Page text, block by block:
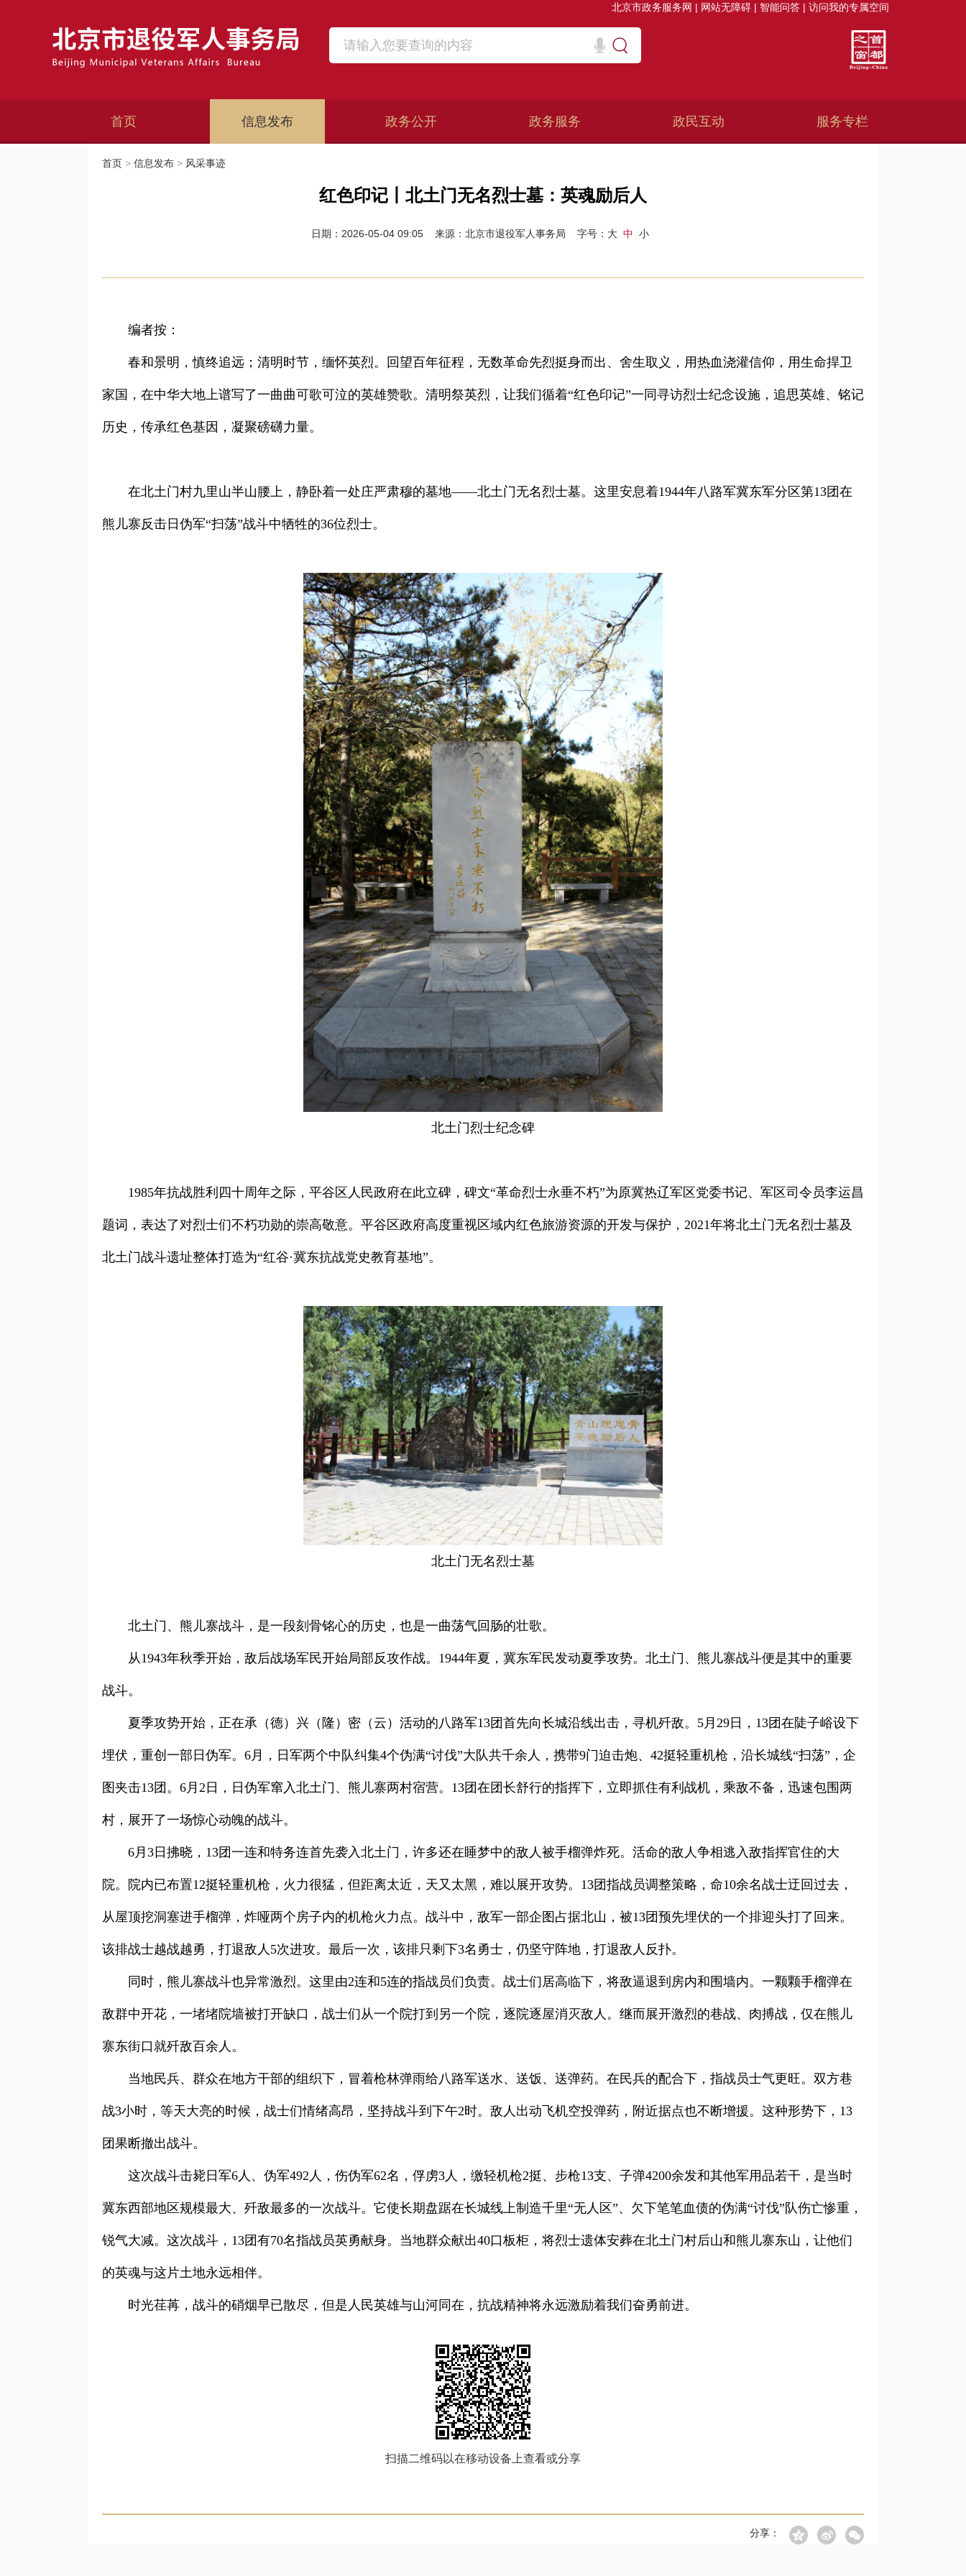
北京市政务服务网 | 网站无障碍 | 智能问答 | 访问我的专属空间
首页 信息发布 政务公开 政务服务 政民互动 服务专栏
首页 > 信息发布 > 风采事迹
红色印记丨北土门无名烈士墓：英魂励后人
日期：2026-05-04 09:05 来源：北京市退役军人事务局 字号： 大 中 小
编者按：
春和景明，慎终追远；清明时节，缅怀英烈。回望百年征程，无数革命先烈挺身而出、舍生取义，用热血浇灌信仰，用生命捍卫
家国，在中华大地上谱写了一曲曲可歌可泣的英雄赞歌。清明祭英烈，让我们循着“红色印记”一同寻访烈士纪念设施，追思英雄、铭记
历史，传承红色基因，凝聚磅礴力量。
在北土门村九里山半山腰上，静卧着一处庄严肃穆的墓地——北土门无名烈士墓。这里安息着1944年八路军冀东军分区第13团在
熊儿寨反击日伪军“扫荡”战斗中牺牲的36位烈士。
北土门烈士纪念碑
1985年抗战胜利四十周年之际，平谷区人民政府在此立碑，碑文“革命烈士永垂不朽”为原冀热辽军区党委书记、军区司令员李运昌
题词，表达了对烈士们不朽功勋的崇高敬意。平谷区政府高度重视区域内红色旅游资源的开发与保护，2021年将北土门无名烈士墓及
北土门战斗遗址整体打造为“红谷·冀东抗战党史教育基地”。
北土门无名烈士墓
北土门、熊儿寨战斗，是一段刻骨铭心的历史，也是一曲荡气回肠的壮歌。
从1943年秋季开始，敌后战场军民开始局部反攻作战。1944年夏，冀东军民发动夏季攻势。北土门、熊儿寨战斗便是其中的重要
战斗。
夏季攻势开始，正在承（德）兴（隆）密（云）活动的八路军13团首先向长城沿线出击，寻机歼敌。5月29日，13团在陡子峪设下
埋伏，重创一部日伪军。6月，日军两个中队纠集4个伪满“讨伐”大队共千余人，携带9门迫击炮、42挺轻重机枪，沿长城线“扫荡”，企
图夹击13团。6月2日，日伪军窜入北土门、熊儿寨两村宿营。13团在团长舒行的指挥下，立即抓住有利战机，乘敌不备，迅速包围两
村，展开了一场惊心动魄的战斗。
6月3日拂晓，13团一连和特务连首先袭入北土门，许多还在睡梦中的敌人被手榴弹炸死。活命的敌人争相逃入敌指挥官住的大
院。院内已布置12挺轻重机枪，火力很猛，但距离太近，天又太黑，难以展开攻势。13团指战员调整策略，命10余名战士迂回过去，
从屋顶挖洞塞进手榴弹，炸哑两个房子内的机枪火力点。战斗中，敌军一部企图占据北山，被13团预先埋伏的一个排迎头打了回来。
该排战士越战越勇，打退敌人5次进攻。最后一次，该排只剩下3名勇士，仍坚守阵地，打退敌人反扑。
同时，熊儿寨战斗也异常激烈。这里由2连和5连的指战员们负责。战士们居高临下，将敌逼退到房内和围墙内。一颗颗手榴弹在
敌群中开花，一堵堵院墙被打开缺口，战士们从一个院打到另一个院，逐院逐屋消灭敌人。继而展开激烈的巷战、肉搏战，仅在熊儿
寨东街口就歼敌百余人。
当地民兵、群众在地方干部的组织下，冒着枪林弹雨给八路军送水、送饭、送弹药。在民兵的配合下，指战员士气更旺。双方巷
战3小时，等天大亮的时候，战士们情绪高昂，坚持战斗到下午2时。敌人出动飞机空投弹药，附近据点也不断增援。这种形势下，13
团果断撤出战斗。
这次战斗击毙日军6人、伪军492人，伤伪军62名，俘虏3人，缴轻机枪2挺、步枪13支、子弹4200余发和其他军用品若干，是当时
冀东西部地区规模最大、歼敌最多的一次战斗。它使长期盘踞在长城线上制造千里“无人区”、欠下笔笔血债的伪满“讨伐”队伤亡惨重，
锐气大减。这次战斗，13团有70名指战员英勇献身。当地群众献出40口板柜，将烈士遗体安葬在北土门村后山和熊儿寨东山，让他们
的英魂与这片土地永远相伴。
时光荏苒，战斗的硝烟早已散尽，但是人民英雄与山河同在，抗战精神将永远激励着我们奋勇前进。
扫描二维码以在移动设备上查看或分享
分享：